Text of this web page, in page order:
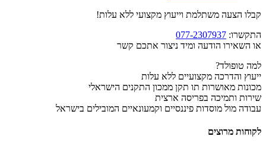
קבלו הצעה משתלמת וייעוץ מקצועי ללא עלות!
התקשרו: 077-2307937
או השאירו הודעה ומיד ניצור אתכם קשר
למה טופולד?
ייעוץ והדרכה מקצועיים ללא עלות
מכונות מאושרות תו תקן ממכון התקנים הישראלי
שירות ותמיכה בפריסה ארצית
עבודה מול מוסדות פיננסיים וקמעונאיים המובילים בישראל
לקוחות מרוצים